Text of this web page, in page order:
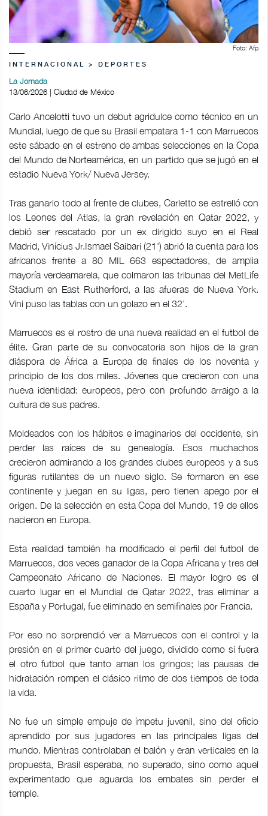
Foto: Afp
INTERNACIONAL > DEPORTES
La Jornada
13/06/2026 | Ciudad de México
Carlo Ancelotti tuvo un debut agridulce como técnico en un
Mundial, luego de que su Brasil empatara 1-1 con Marruecos
este sábado en el estreno de ambas selecciones en la Copa
del Mundo de Norteamérica, en un partido que se jugó en el
estadio Nueva York/ Nueva Jersey.
Tras ganarlo todo al frente de clubes, Carletto se estrelló con
los Leones del Atlas, la gran revelación en Qatar 2022, y
debió ser rescatado por un ex dirigido suyo en el Real
Madrid, Vinícius Jr.Ismael Saibari (21') abrió la cuenta para los
africanos frente a 80 MIL 663 espectadores, de amplia
mayoría verdeamarela, que colmaron las tribunas del MetLife
Stadium en East Rutherford, a las afueras de Nueva York.
Vini puso las tablas con un golazo en el 32'.
Marruecos es el rostro de una nueva realidad en el futbol de
élite. Gran parte de su convocatoria son hijos de la gran
diáspora de África a Europa de finales de los noventa y
principio de los dos miles. Jóvenes que crecieron con una
nueva identidad: europeos, pero con profundo arraigo a la
cultura de sus padres.
Moldeados con los hábitos e imaginarios del occidente, sin
perder las raíces de su genealogía. Esos muchachos
crecieron admirando a los grandes clubes europeos y a sus
figuras rutilantes de un nuevo siglo. Se formaron en ese
continente y juegan en su ligas, pero tienen apego por el
origen. De la selección en esta Copa del Mundo, 19 de ellos
nacieron en Europa.
Esta realidad también ha modificado el perfil del futbol de
Marruecos, dos veces ganador de la Copa Africana y tres del
Campeonato Africano de Naciones. El mayor logro es el
cuarto lugar en el Mundial de Qatar 2022, tras eliminar a
España y Portugal, fue eliminado en semifinales por Francia.
Por eso no sorprendió ver a Marruecos con el control y la
presión en el primer cuarto del juego, dividido como si fuera
el otro futbol que tanto aman los gringos; las pausas de
hidratación rompen el clásico ritmo de dos tiempos de toda
la vida.
No fue un simple empuje de ímpetu juvenil, sino del oficio
aprendido por sus jugadores en las principales ligas del
mundo. Mientras controlaban el balón y eran verticales en la
propuesta, Brasil esperaba, no superado, sino como aquel
experimentado que aguarda los embates sin perder el
temple.